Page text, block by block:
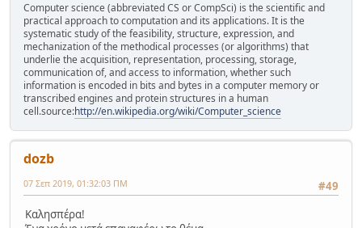
Computer science (abbreviated CS or CompSci) is the scientific and
practical approach to computation and its applications. It is the
systematic study of the feasibility, structure, expression, and
mechanization of the methodical processes (or algorithms) that
underlie the acquisition, representation, processing, storage,
communication of, and access to information, whether such
information is encoded in bits and bytes in a computer memory or
transcribed engines and protein structures in a human
cell.source:http://en.wikipedia.org/wiki/Computer_science
dozb
#49
07 Σεπ 2019, 01:32:03 ΠΜ
Καλησπέρα!